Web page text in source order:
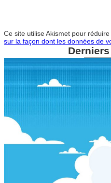
Ce site utilise Akismet pour réduire
sur la façon dont les données de